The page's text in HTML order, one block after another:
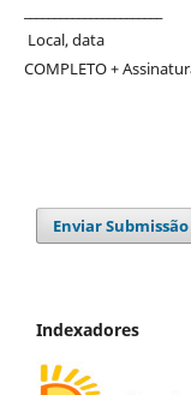
Local,
COMPLETO +
Enviar Submissão
Indexadores